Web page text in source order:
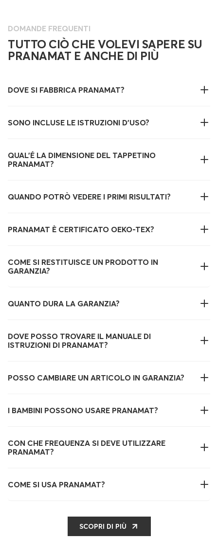
DOMANDE FREQUENTI
TUTTO CIÒ CHE VOLEVI SAPERE SU
PRANAMAT E ANCHE DI PIÙ
DOVE SI FABBRICA PRANAMAT?
SONO INCLUSE LE ISTRUZIONI D'USO?
QUAL’É LA DIMENSIONE DEL TAPPETINO
PRANAMAT?
QUANDO POTRÒ VEDERE I PRIMI RISULTATI?
PRANAMAT È CERTIFICATO OEKO-TEX?
COME SI RESTITUISCE UN PRODOTTO IN
GARANZIA?
QUANTO DURA LA GARANZIA?
DOVE POSSO TROVARE IL MANUALE DI
ISTRUZIONI DI PRANAMAT?
POSSO CAMBIARE UN ARTICOLO IN GARANZIA?
I BAMBINI POSSONO USARE PRANAMAT?
CON CHE FREQUENZA SI DEVE UTILIZZARE
PRANAMAT?
COME SI USA PRANAMAT?
SCOPRI DI PIÙ